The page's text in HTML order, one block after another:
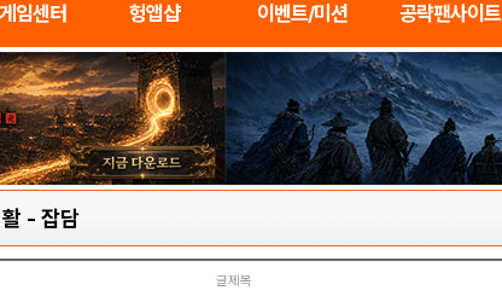
임센터 헝앱샵 이벤트/미션 공략팬사이트
- 잡담
글제목